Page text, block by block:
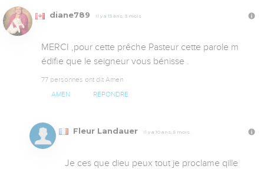
diane789 Il y a 13 ans, 3 mois
MERCI ,pour cette prêche Pasteur cette parole m
édifie que le seigneur vous bénisse .
77 personnes ont dit Amen
AMEN RÉPONDRE
Fleur Landauer Il y a 10 ans, 5 mois
Je ces que dieu peux tout je proclame qille